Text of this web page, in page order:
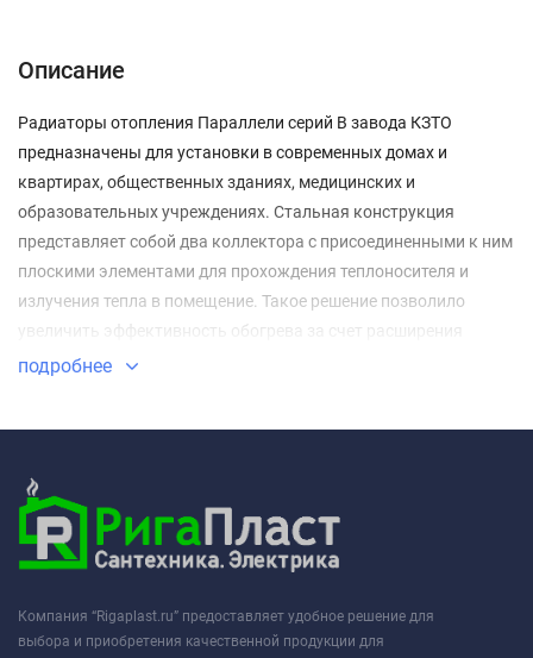
Описание
Радиаторы отопления Параллели серий В завода КЗТО
предназначены для установки в современных домах и
квартирах, общественных зданиях, медицинских и
образовательных учреждениях. Стальная конструкция
представляет собой два коллектора с присоединенными к ним
плоскими элементами для прохождения теплоносителя и
излучения тепла в помещение. Такое решение позволило
увеличить эффективность обогрева за счет расширения
площади рабочей поверхности.
подробнее
Компания “Rigaplast.ru” предоставляет удобное решение для
выбора и приобретения качественной продукции для